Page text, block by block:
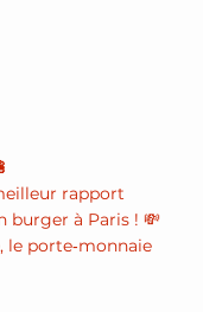
rapport
burger à Paris ! 💸
le porte‑monnaie